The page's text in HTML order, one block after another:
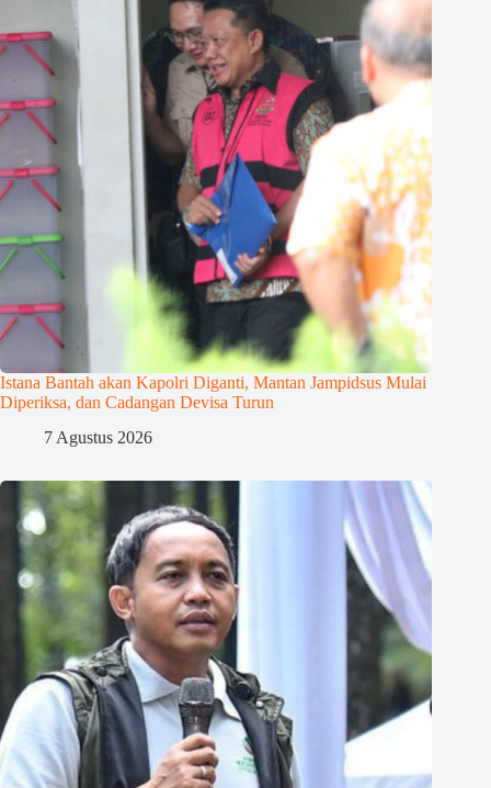
Istana Bantah akan Kapolri Diganti, Mantan Jampidsus Mulai
Diperiksa, dan Cadangan Devisa Turun
7 Agustus 2026